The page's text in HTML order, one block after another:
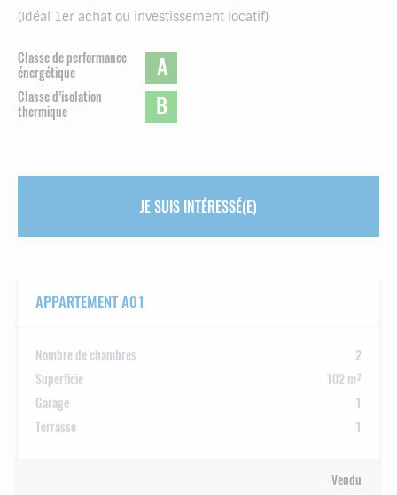
(Idéal 1er achat ou investissement locatif)
Classe de performance
énergétique
A
Classe d’isolation
thermique
B
JE SUIS INTÉRESSÉ(E)
APPARTEMENT A01
Nombre de chambres
2
Superficie
102 m²
Garage
1
Terrasse
1
Vendu